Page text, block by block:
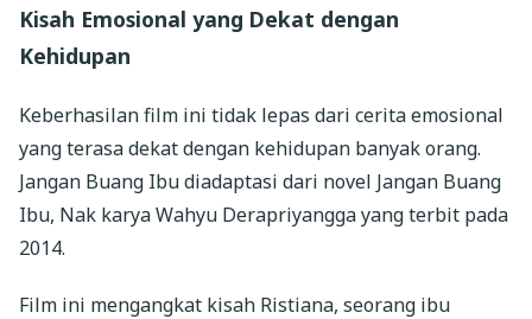
Kisah Emosional yang Dekat dengan
Kehidupan
Keberhasilan film ini tidak lepas dari cerita emosional
yang terasa dekat dengan kehidupan banyak orang.
Jangan Buang Ibu diadaptasi dari novel Jangan Buang
Ibu, Nak karya Wahyu Derapriyangga yang terbit pada
2014.
Film ini mengangkat kisah Ristiana, seorang ibu